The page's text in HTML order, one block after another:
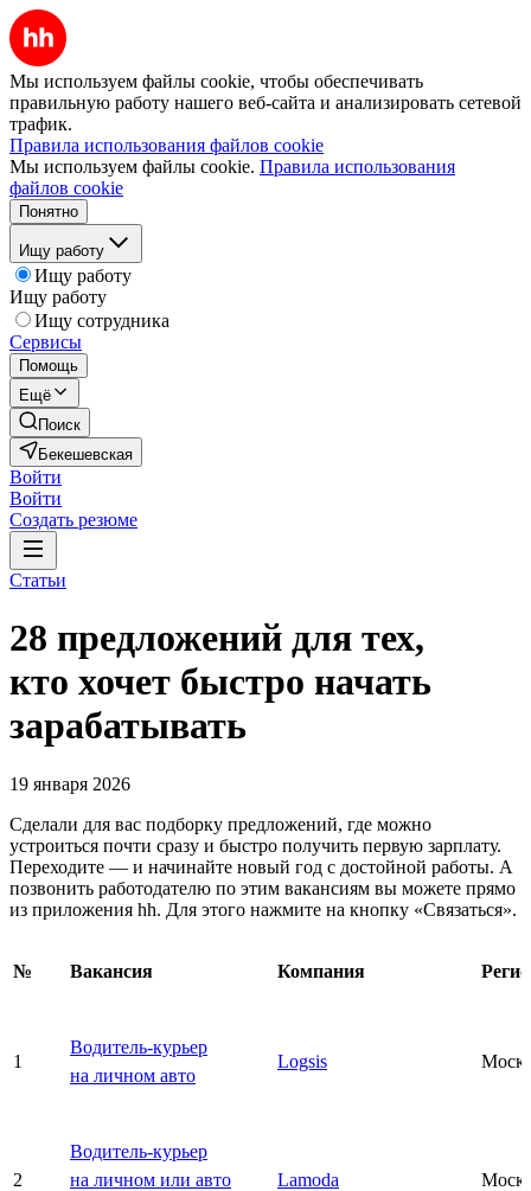
Мы используем файлы cookie, чтобы обеспечивать
правильную работу нашего веб-сайта и анализировать сетевой
трафик.
Правила использования файлов cookie
Мы используем файлы cookie. Правила использования
файлов cookie
Понятно
Ищу работу
Ищу работу
Ищу работу
Ищу сотрудника
Сервисы
Помощь
Ещё
Поиск
Бекешевская
Войти
Войти
Создать резюме
Статьи
28 предложений для тех,
кто хочет быстро начать
зарабатывать
19 января 2026
Сделали для вас подборку предложений, где можно
устроиться почти сразу и быстро получить первую зарплату.
Переходите — и начинайте новый год с достойной работы. А
позвонить работодателю по этим вакансиям вы можете прямо
из приложения hh. Для этого нажмите на кнопку «Связаться».
№ Вакансия Компания
1
Водитель-курьер
на личном авто
Logsis
2
Водитель-курьер
на личном или авто
Lamoda